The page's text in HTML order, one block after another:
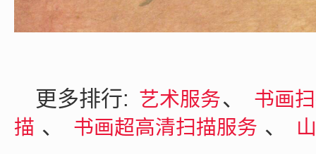
更多排行: 艺术服务、
书画
描 、 书画超高清扫描服务 、